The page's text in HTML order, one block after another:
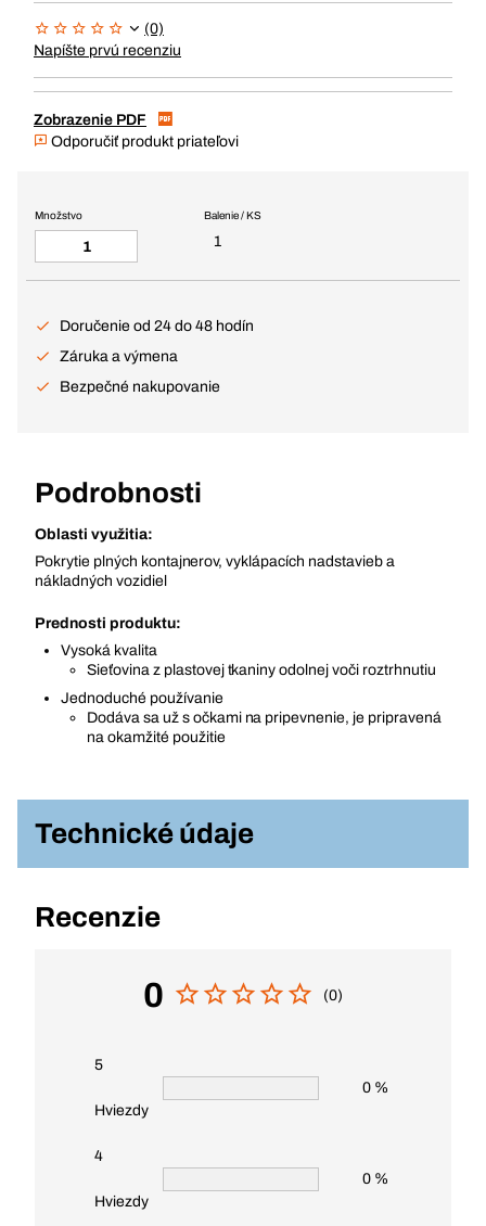
(0)
Napíšte prvú recenziu
Zobrazenie PDF
Odporučiť produkt priateľovi
Balenie / KS
1
Množstvo
Doručenie od 24 do 48 hodín
Záruka a výmena
Bezpečné nakupovanie
Podrobnosti
Oblasti využitia:
Pokrytie plných kontajnerov, vyklápacích nadstavieb a
nákladných vozidiel
Prednosti produktu:
Vysoká kvalita
Sieťovina z plastovej tkaniny odolnej voči roztrhnutiu
Jednoduché používanie
Dodáva sa už s očkami na pripevnenie, je pripravená
na okamžité použitie
Technické údaje
Recenzie
0 (0)
5
Hviezdy
0 %
4
Hviezdy
0 %